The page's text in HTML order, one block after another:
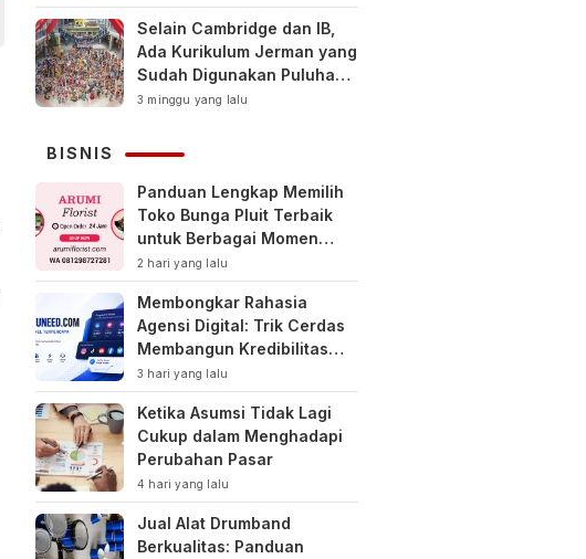
Selain Cambridge dan IB,
Ada Kurikulum Jerman yang
Sudah Digunakan Puluhan
Tahun di Indonesia
3 minggu yang lalu
BISNIS
Panduan Lengkap Memilih
Toko Bunga Pluit Terbaik
untuk Berbagai Momen
Spesial
2 hari yang lalu
Membongkar Rahasia
Agensi Digital: Trik Cerdas
Membangun Kredibilitas
Toko Online Baru
3 hari yang lalu
Ketika Asumsi Tidak Lagi
Cukup dalam Menghadapi
Perubahan Pasar
4 hari yang lalu
Jual Alat Drumband
Berkualitas: Panduan